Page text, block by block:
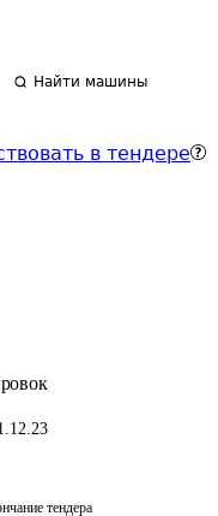
Найти машины
в тендере
тендера